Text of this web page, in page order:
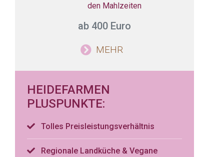
den Mahlzeiten
ab 400 Euro
MEHR
HEIDEFARMEN
PLUSPUNKTE:
Tolles Preisleistungsverhältnis
Regionale Landküche & Vegane